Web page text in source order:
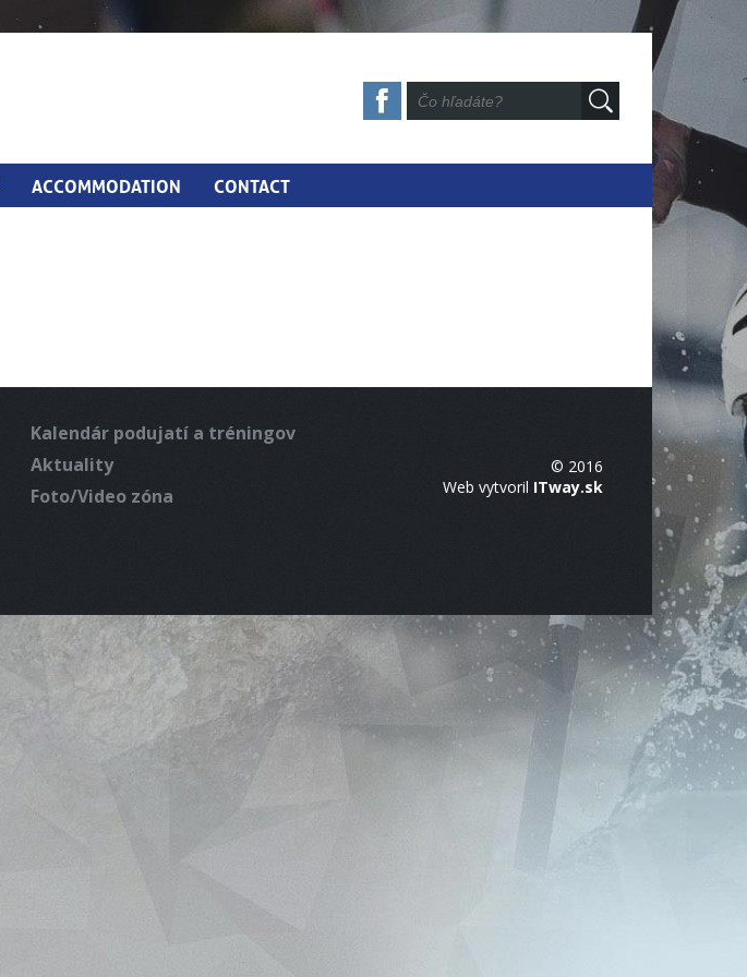
ACCOMMODATION CONTACT
Kalendár podujatí a tréningov
Aktuality
Foto/Video zóna
© 2016
Web vytvoril ITway.sk